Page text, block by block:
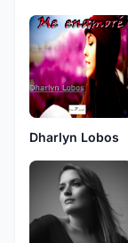
Dharlyn Lobos